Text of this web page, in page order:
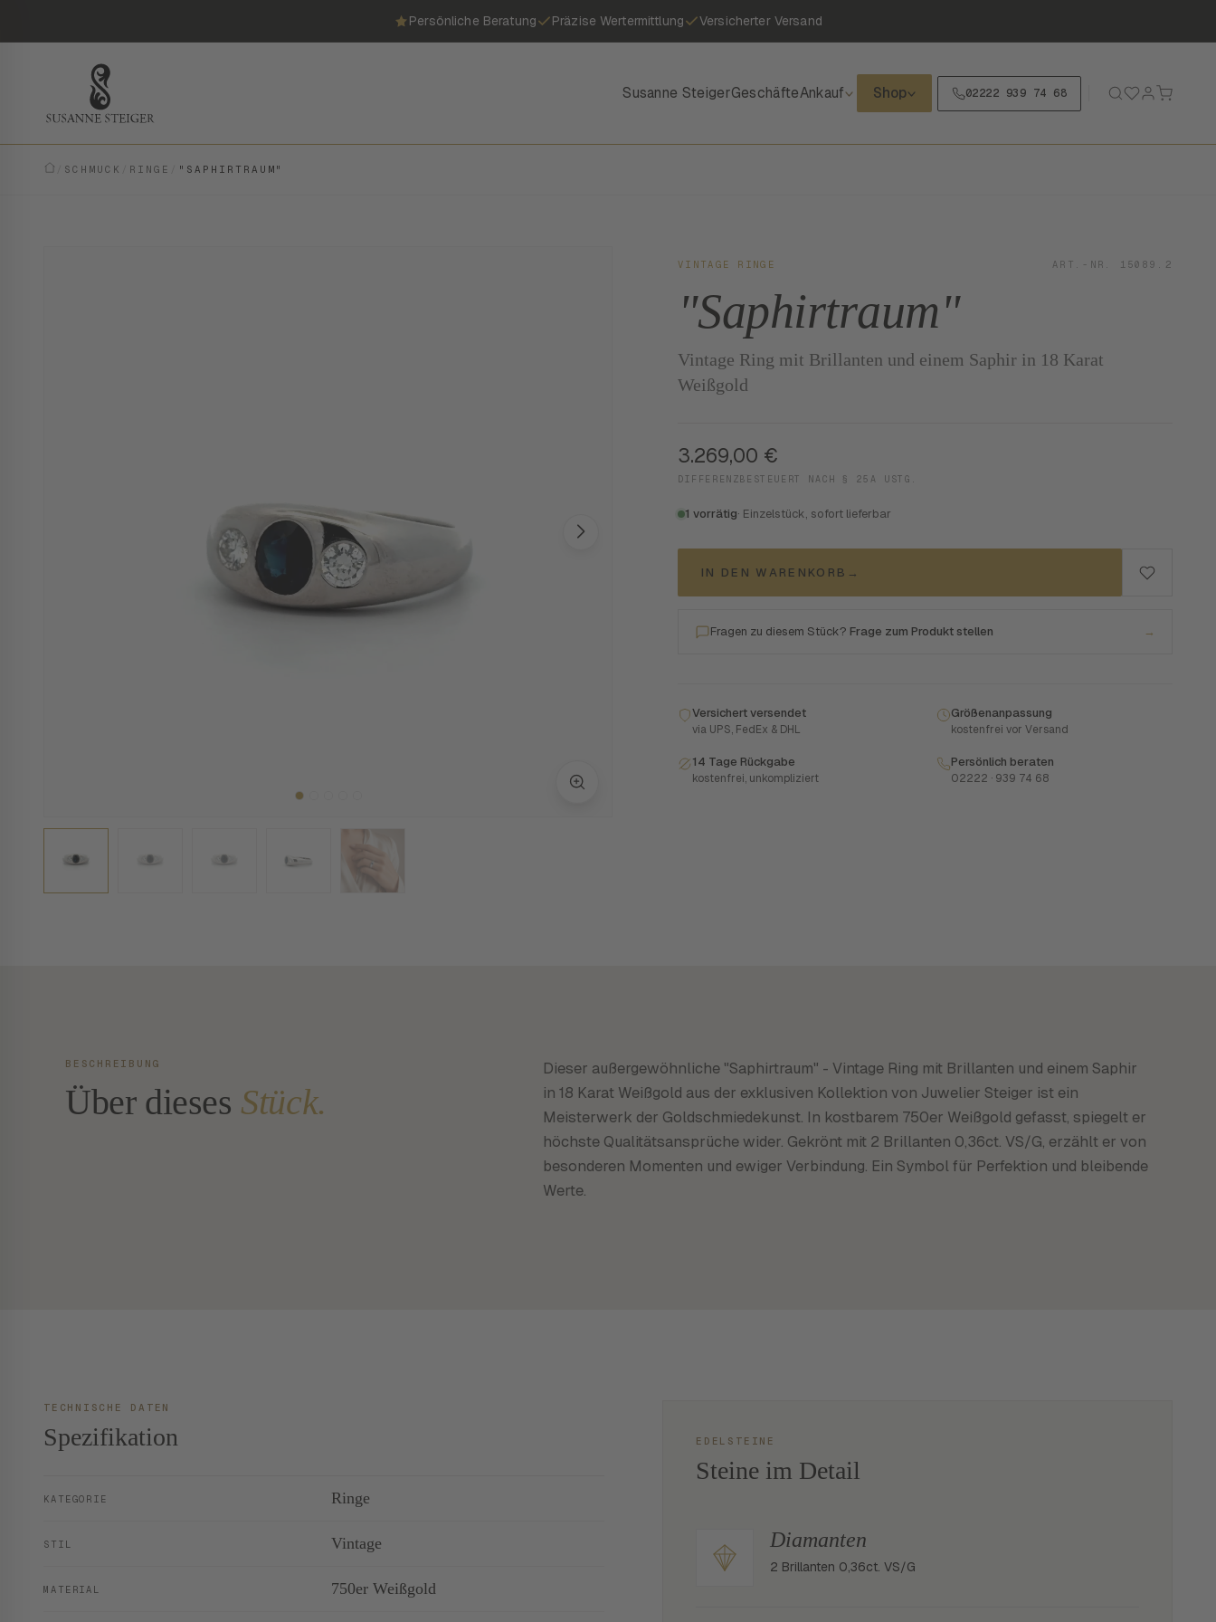
Persönliche Beratung Präzise Wertermittlung Versicherter Versand
Susanne SteigerGeschäfteAnkauf Shop 02222 939 74 68
SCHMUCK RINGE "SAPHIRTRAUM"
VINTAGE RINGE ART.-NR. 15089.2
"Saphirtraum"
Vintage Ring mit Brillanten und einem Saphir in 18 Karat
Weißgold
3.269,00 €
DIFFERENZBESTEUERT NACH § 25A USTG.
1 vorrätig· Einzelstück, sofort lieferbar
IN DEN WARENKORB →
Fragen zu diesem Stück? Frage zum Produkt stellen →
Versichert versendet
via UPS, FedEx & DHL
Größenanpassung
kostenfrei vor Versand
14 Tage Rückgabe
kostenfrei, unkompliziert
Persönlich beraten
02222 · 939 74 68
BESCHREIBUNG
Über dieses Stück.
Dieser außergewöhnliche "Saphirtraum" - Vintage Ring mit Brillanten und einem Saphir
in 18 Karat Weißgold aus der exklusiven Kollektion von Juwelier Steiger ist ein
Meisterwerk der Goldschmiedekunst. In kostbarem 750er Weißgold gefasst, spiegelt er
höchste Qualitätsansprüche wider. Gekrönt mit 2 Brillanten 0,36ct. VS/G, erzählt er von
besonderen Momenten und ewiger Verbindung. Ein Symbol für Perfektion und bleibende
Werte.
TECHNISCHE DATEN
Spezifikation
KATEGORIE Ringe
STIL Vintage
MATERIAL 750er Weißgold
EDELSTEINE
Steine im Detail
Diamanten
2 Brillanten 0,36ct. VS/G